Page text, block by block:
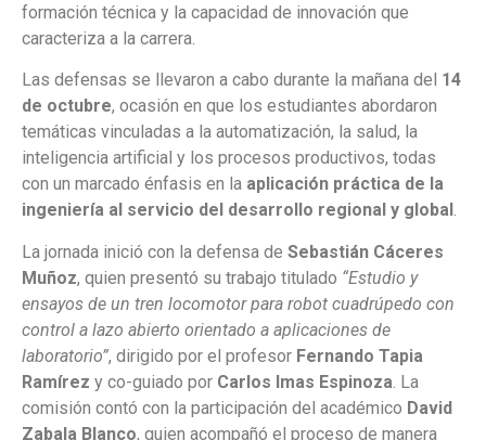
formación técnica y la capacidad de innovación que
caracteriza a la carrera.
Las defensas se llevaron a cabo durante la mañana del 14
de octubre, ocasión en que los estudiantes abordaron
temáticas vinculadas a la automatización, la salud, la
inteligencia artificial y los procesos productivos, todas
con un marcado énfasis en la aplicación práctica de la
ingeniería al servicio del desarrollo regional y global .
La jornada inició con la defensa de Sebastián Cáceres
Muñoz, quien presentó su trabajo titulado “Estudio y
ensayos de un tren locomotor para robot cuadrúpedo con
control a lazo abierto orientado a aplicaciones de
laboratorio”, dirigido por el profesor Fernando Tapia
Ramírez y co-guiado por Carlos Imas Espinoza . La
comisión contó con la participación del académico David
Zabala Blanco, quien acompañó el proceso de manera